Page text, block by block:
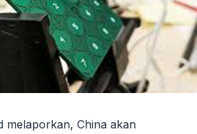
melaporkan, China akan